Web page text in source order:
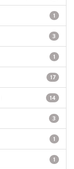
1
3
1
17
14
3
1
1